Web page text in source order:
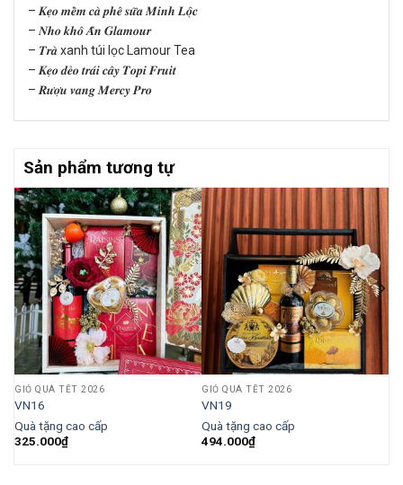
– 𝑲𝒆̣𝒐 𝒎𝒆̂̀𝒎 𝒄𝒂̀ 𝒑𝒉𝒆̂ 𝒔𝒖̛̃𝒂 𝑴𝒊𝒏𝒉 𝑳𝒐̣̂𝒄
– 𝑵𝒉𝒐 𝒌𝒉𝒐̂ 𝑨̂́𝒏 𝑮𝒍𝒂𝒎𝒐𝒖𝒓
– 𝑻𝒓𝒂̀ xanh túi lọc Lamour Tea
– 𝑲𝒆̣𝒐 𝒅𝒆̉𝒐 𝒕𝒓𝒂́𝒊 𝒄𝒂̂𝒚 𝑻𝒐𝒑𝒊 𝑭𝒓𝒖𝒊𝒕
– 𝑹𝒖̛𝒐̛̣𝒖 𝒗𝒂𝒏𝒈 𝑴𝒆𝒓𝒄𝒚 𝑷𝒓𝒐
Sản phẩm tương tự
GIỎ QUÀ TẾT 2026
VN16
Quà tặng cao cấp
325.000₫
GIỎ QUÀ TẾT 2026
VN19
Quà tặng cao cấp
494.000₫